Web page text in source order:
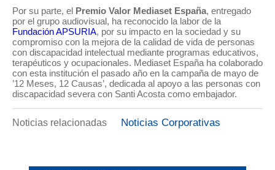
Por su parte, el Premio Valor Mediaset España, entregado
por el grupo audiovisual, ha reconocido la labor de la
Fundación APSURIA, por su impacto en la sociedad y su
compromiso con la mejora de la calidad de vida de personas
con discapacidad intelectual mediante programas educativos,
terapéuticos y ocupacionales. Mediaset España ha colaborado
con esta institución el pasado año en la campaña de mayo de
’12 Meses, 12 Causas’, dedicada al apoyo a las personas con
discapacidad severa con Santi Acosta como embajador.
Noticias relacionadas Noticias Corporativas